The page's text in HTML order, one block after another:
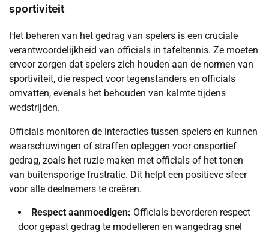
sportiviteit
Het beheren van het gedrag van spelers is een cruciale
verantwoordelijkheid van officials in tafeltennis. Ze moeten
ervoor zorgen dat spelers zich houden aan de normen van
sportiviteit, die respect voor tegenstanders en officials
omvatten, evenals het behouden van kalmte tijdens
wedstrijden.
Officials monitoren de interacties tussen spelers en kunnen
waarschuwingen of straffen opleggen voor onsportief
gedrag, zoals het ruzie maken met officials of het tonen
van buitensporige frustratie. Dit helpt een positieve sfeer
voor alle deelnemers te creëren.
Respect aanmoedigen: Officials bevorderen respect
door gepast gedrag te modelleren en wangedrag snel